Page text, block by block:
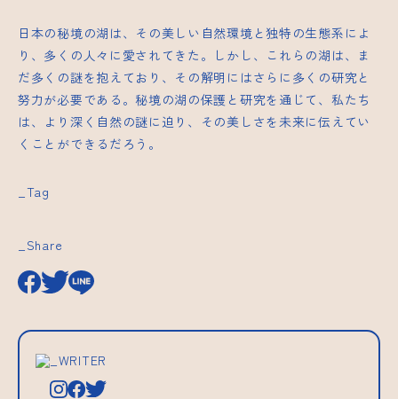
日本の秘境の湖は、その美しい自然環境と独特の生態系によ
り、多くの人々に愛されてきた。しかし、これらの湖は、ま
だ多くの謎を抱えており、その解明にはさらに多くの研究と
努力が必要である。秘境の湖の保護と研究を通じて、私たち
は、より深く自然の謎に迫り、その美しさを未来に伝えてい
くことができるだろう。
_Tag
_Share
_WRITER